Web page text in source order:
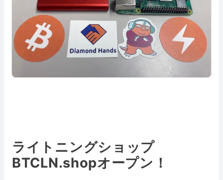
ライトニングショップ
BTCLN.shopオープン！